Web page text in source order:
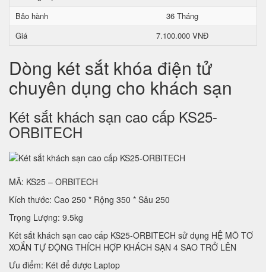
Bảo hành
36 Tháng
Giá
7.100.000 VNĐ
Dòng két sắt khóa điện tử
chuyên dụng cho khách sạn
Két sắt khách sạn cao cấp KS25-
ORBITECH
MÃ: KS25 – ORBITECH
Kích thước: Cao 250 * Rộng 350 * Sâu 250
Trọng Lượng: 9.5kg
Két sắt khách sạn cao cấp KS25-ORBITECH sử dụng HỆ MÔ TƠ
XOẮN TỰ ĐỘNG THÍCH HỢP KHÁCH SẠN 4 SAO TRỞ LÊN
Ưu điểm: Két để được Laptop